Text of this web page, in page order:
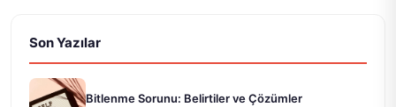
Son Yazılar
Bitlenme Sorunu: Belirtiler ve Çözümler